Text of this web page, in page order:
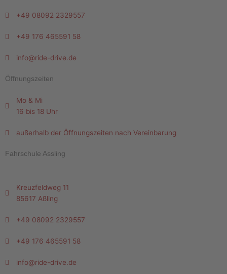
+49 08092 2329557
+49 176 465591 58
info@ride-drive.de
Öffnungszeiten
Mo & Mi
16 bis 18 Uhr
außerhalb der Öffnungszeiten nach Vereinbarung
Fahrschule Assling
Kreuzfeldweg 11
85617 Aßling
+49 08092 2329557
+49 176 465591 58
info@ride-drive.de